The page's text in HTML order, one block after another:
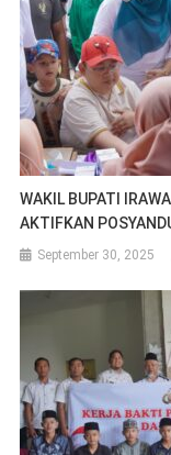
WAKIL BUPATI
AKTIFKAN
September 30, 2025